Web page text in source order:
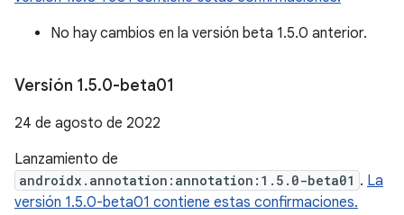
No hay cambios en la versión beta 1.5.0 anterior.
Versión 1.5.0-beta01
24 de agosto de 2022
Lanzamiento de
androidx.annotation:annotation:1.5.0-beta01 . La
versión 1.5.0-beta01 contiene estas confirmaciones.